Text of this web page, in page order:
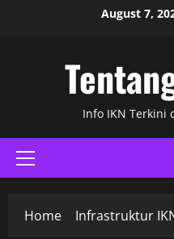
August 7,
Info IKN Terkini
Primary
Menu
Home Infrastruktur